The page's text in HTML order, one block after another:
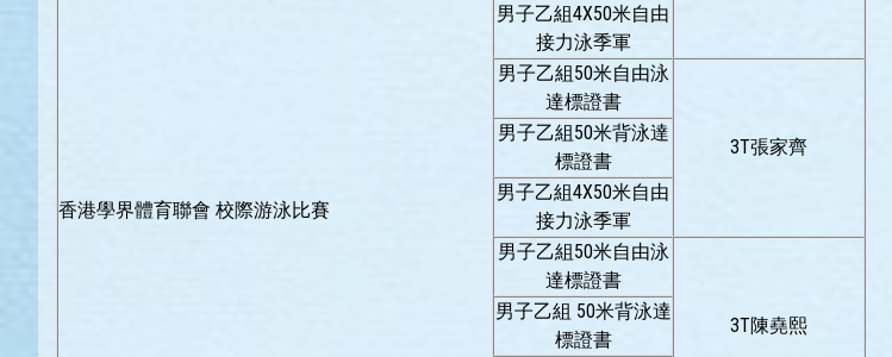
香港學界體育聯會 校際游泳比賽
男子乙組4X50米自由
接力泳季軍
男子乙組50米自由泳
達標證書
3T張家齊
男子乙組50米背泳達
標證書
男子乙組4X50米自由
接力泳季軍
男子乙組50米自由泳
達標證書
3T陳堯熙
男子乙組 50米背泳達
標證書